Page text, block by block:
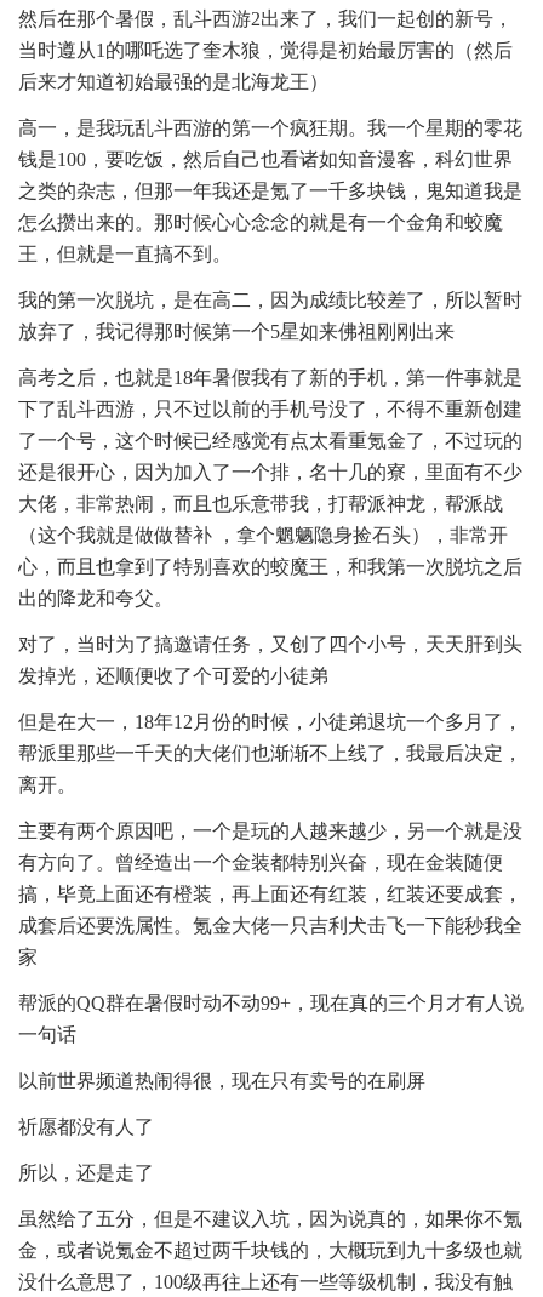
然后在那个暑假，乱斗西游2出来了，我们一起创的新号，
当时遵从1的哪吒选了奎木狼，觉得是初始最厉害的（然后
后来才知道初始最强的是北海龙王）
高一，是我玩乱斗西游的第一个疯狂期。我一个星期的零花
钱是100，要吃饭，然后自己也看诸如知音漫客，科幻世界
之类的杂志，但那一年我还是氪了一千多块钱，鬼知道我是
怎么攒出来的。那时候心心念念的就是有一个金角和蛟魔
王，但就是一直搞不到。
我的第一次脱坑，是在高二，因为成绩比较差了，所以暂时
放弃了，我记得那时候第一个5星如来佛祖刚刚出来
高考之后，也就是18年暑假我有了新的手机，第一件事就是
下了乱斗西游，只不过以前的手机号没了，不得不重新创建
了一个号，这个时候已经感觉有点太看重氪金了，不过玩的
还是很开心，因为加入了一个排，名十几的寮，里面有不少
大佬，非常热闹，而且也乐意带我，打帮派神龙，帮派战
（这个我就是做做替补 ，拿个魍魉隐身捡石头），非常开
心，而且也拿到了特别喜欢的蛟魔王，和我第一次脱坑之后
出的降龙和夸父。
对了，当时为了搞邀请任务，又创了四个小号，天天肝到头
发掉光，还顺便收了个可爱的小徒弟
但是在大一，18年12月份的时候，小徒弟退坑一个多月了，
帮派里那些一千天的大佬们也渐渐不上线了，我最后决定，
离开。
主要有两个原因吧，一个是玩的人越来越少，另一个就是没
有方向了。曾经造出一个金装都特别兴奋，现在金装随便
搞，毕竟上面还有橙装，再上面还有红装，红装还要成套，
成套后还要洗属性。氪金大佬一只吉利犬击飞一下能秒我全
家
帮派的QQ群在暑假时动不动99+，现在真的三个月才有人说
一句话
以前世界频道热闹得很，现在只有卖号的在刷屏
祈愿都没有人了
所以，还是走了
虽然给了五分，但是不建议入坑，因为说真的，如果你不氪
金，或者说氪金不超过两千块钱的，大概玩到九十多级也就
没什么意思了，100级再往上还有一些等级机制，我没有触